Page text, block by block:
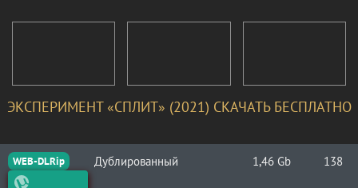
ЭКСПЕРИМЕНТ «СПЛИТ» (2021) СКАЧАТЬ БЕСПЛАТНО
WEB-DLRip Дублированный 1,46 Gb 138